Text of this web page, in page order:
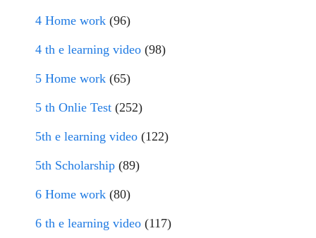
4 Home work (96)
4 th e learning video (98)
5 Home work (65)
5 th Onlie Test (252)
5th e learning video (122)
5th Scholarship (89)
6 Home work (80)
6 th e learning video (117)